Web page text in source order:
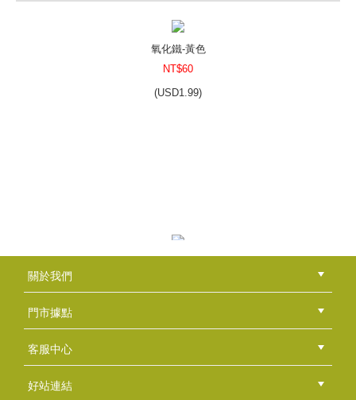
USD8.3)
氧化鐵-黃色
NT$60
(USD1.99)
關於我們
公司簡介
品牌故事
最新消息
隱私權聲明
版權聲明
門市據點
總部
北區
中區
南區
東區
海外
客服中心
會員等級
購物流程
訂單查詢
常見問題
海外訂購流程
連絡我們
下載專區
紅利點數
好站連結